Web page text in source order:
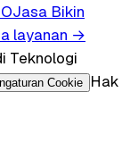
Jasa Bikin
layanan →
Teknologi
Cookie
Hak